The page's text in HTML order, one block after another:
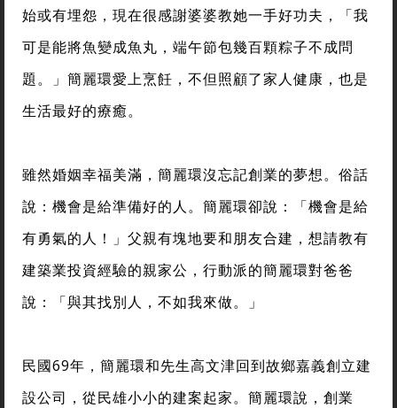
始或有埋怨，現在很感謝婆婆教她一手好功夫，「我
可是能將魚變成魚丸，端午節包幾百顆粽子不成問
題。」簡麗環愛上烹飪，不但照顧了家人健康，也是
生活最好的療癒。
雖然婚姻幸福美滿，簡麗環沒忘記創業的夢想。俗話
說：機會是給準備好的人。簡麗環卻說：「機會是給
有勇氣的人！」父親有塊地要和朋友合建，想請教有
建築業投資經驗的親家公，行動派的簡麗環對爸爸
說：「與其找別人，不如我來做。」
民國69年，簡麗環和先生高文津回到故鄉嘉義創立建
設公司，從民雄小小的建案起家。簡麗環說，創業